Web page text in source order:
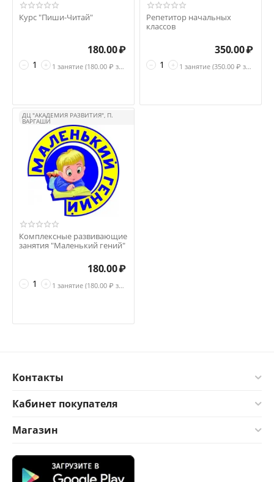
Курс "Пиши-Читай"
+
−
180.00₽
1 занятие (180.00 ₽ за занятие)
Репетитор начальных
классов
+
−
350.00₽
1 занятие (350.00 ₽ за занятие )
ДЦ "АКАДЕМИЯ РАЗВИТИЯ", П.
ВАРГАШИ
Комплексные развивающие
занятия "Маленький гений"
+
−
180.00₽
1 занятие (180.00 ₽ за занятие)
Контакты
Кабинет покупателя
Магазин